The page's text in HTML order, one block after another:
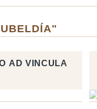
AD VINCULA